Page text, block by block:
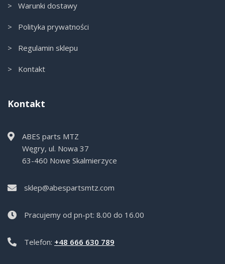
> Warunki dostawy
> Polityka prywatności
> Regulamin sklepu
> Kontakt
Kontakt
ABES parts MTZ
Węgry, ul. Nowa 37
63-460 Nowe Skalmierzyce
sklep@abespartsmtz.com
Pracujemy od pn-pt: 8.00 do 16.00
Telefon: +48 666 630 789